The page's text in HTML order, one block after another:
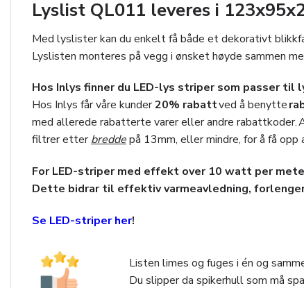
Lyslist QL011 leveres i
Med lyslister kan du enkelt få både et dekorativt
Lyslisten monteres på vegg i ønsket høyde sammen
Hos Inlys finner du LED-lys striper som passer til
Hos Inlys får våre kunder20% rabattved å benytte
med allerede rabatterte varer eller andre rabattkoder.
filtrer etterbreddepå 13mm, eller mindre, for å få
For LED-striper med effekt over 10 watt per
Dette bidrar til effektiv varmeavledning,
Se LED-striper her!
Listen limes og fuges i én og
Du slipper da spikerhull som må